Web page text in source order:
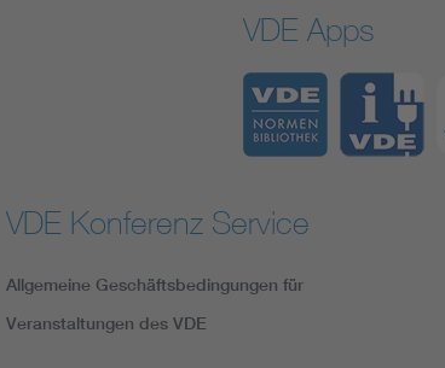
VDE Apps
VDE Konferenz Service
Allgemeine Geschäftsbedingungen für
Veranstaltungen des VDE